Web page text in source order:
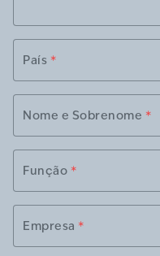
País *
Nome e Sobrenome *
Função *
Empresa *